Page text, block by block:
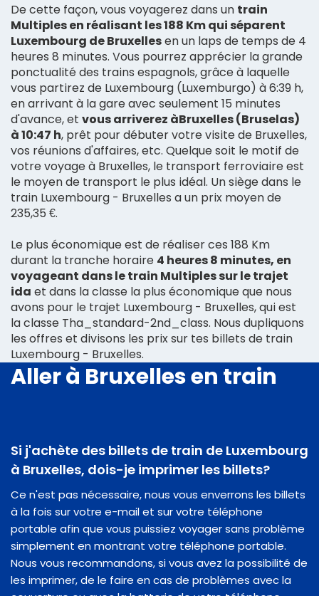
De cette façon, vous voyagerez dans un train
Multiples en réalisant les 188 Km qui séparent
Luxembourg de Bruxellesen un laps de temps de 4
heures 8 minutes. Vous pourrez apprécier la grande
ponctualité des trains espagnols, grâce à laquelle
vous partirez de Luxembourg (Luxemburgo) à 6:39 h,
en arrivant à la gare avec seulement 15 minutes
d'avance, et vous arriverez àBruxelles (Bruselas)
à 10:47 h, prêt pour débuter votre visite de Bruxelles,
vos réunions d'affaires, etc. Quelque soit le motif de
votre voyage à Bruxelles, le transport ferroviaire est
le moyen de transport le plus idéal. Un siège dans le
train Luxembourg - Bruxelles a un prix moyen de
235,35 €.
Le plus économique est de réaliser ces 188 Km
durant la tranche horaire 4 heures 8 minutes, en
voyageant dans le train Multiples sur le trajet
ida et dans la classe la plus économique que nous
avons pour le trajet Luxembourg - Bruxelles, qui est
la classe Tha_standard-2nd_class. Nous dupliquons
les offres et divisons les prix sur tes billets de train
Luxembourg - Bruxelles.
Aller à Bruxelles en train
Si j'achète des billets de train de Luxembourg
à Bruxelles, dois-je imprimer les billets?
Ce n'est pas nécessaire, nous vous enverrons les billets
à la fois sur votre e-mail et sur votre téléphone
portable afin que vous puissiez voyager sans problème
simplement en montrant votre téléphone portable.
Nous vous recommandons, si vous avez la possibilité de
les imprimer, de le faire en cas de problèmes avec la